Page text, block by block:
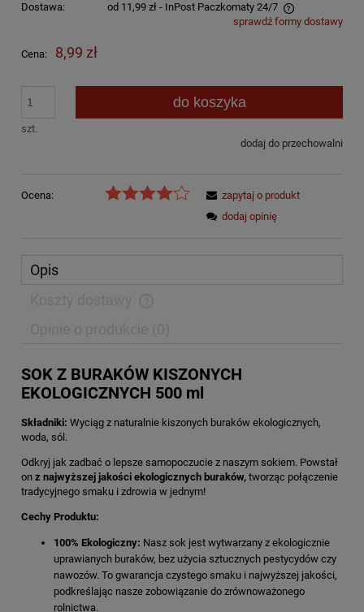
Dostawa:
od 11,99 zł - InPost Paczkomaty 24/7
Cena nie zawiera ewentualnych kosztów płatnościsprawdź formy dostawy
Cena: 8,99 zł
szt.
do koszyka
dodaj do przechowalni
Ocena:
zapytaj o produkt
dodaj opinię
Opis
SOK Z BURAKÓW KISZONYCH
EKOLOGICZNYCH 500 ml
Składniki: Wyciąg z naturalnie kiszonych buraków ekologicznych,
woda, sól.
Odkryj jak zadbać o lepsze samopoczucie z naszym sokiem. Powstał
on z najwyższej jakości ekologicznych buraków, tworząc połączenie
tradycyjnego smaku i zdrowia w jednym!
Cechy Produktu:
100% Ekologiczny: Nasz sok jest wytwarzany z ekologicznie
uprawianych buraków, bez użycia sztucznych pestycydów czy
nawozów. To gwarancja czystego smaku i najwyższej jakości,
podkreślając nasze zobowiązanie do zrównoważonego
rolnictwa.